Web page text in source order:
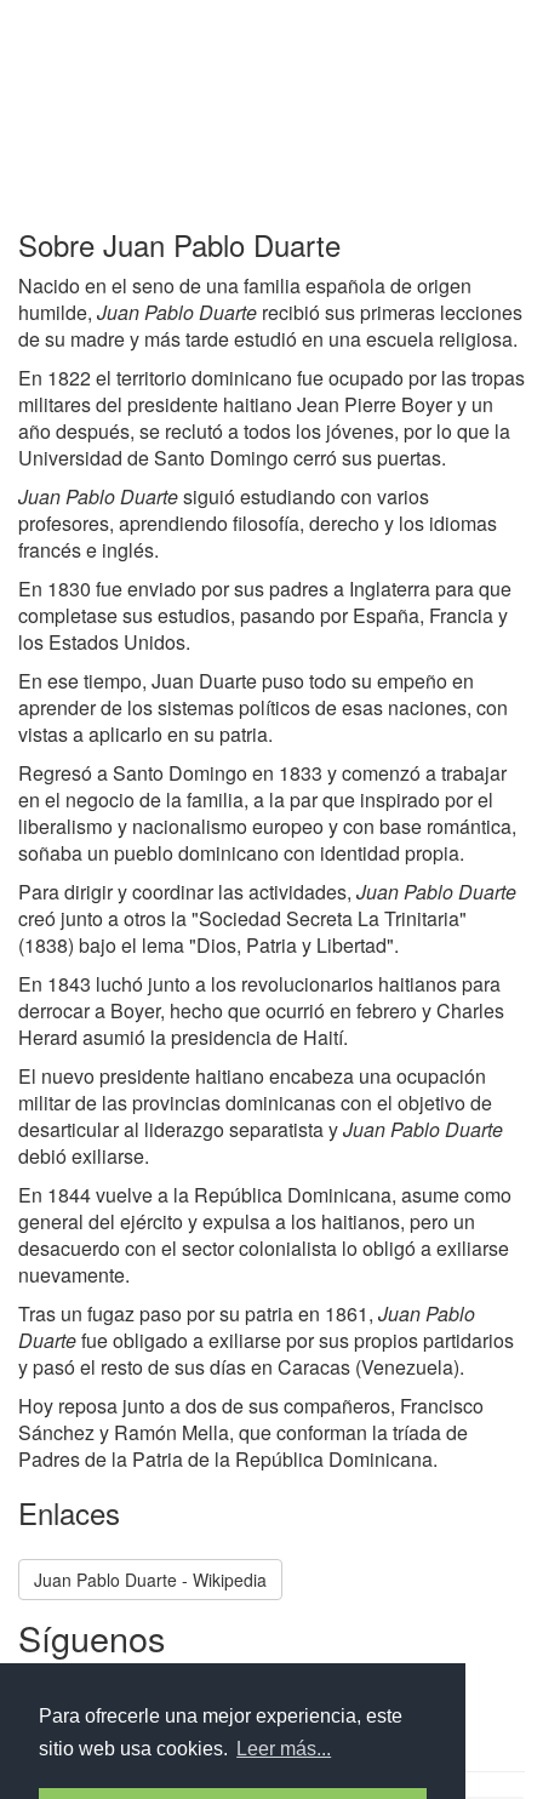
Para ofrecerle una mejor experiencia, este
sitio web usa cookies.
Leer más...
Sobre Juan Pablo Duarte
Nacido en el seno de una familia española de origen
humilde, Juan Pablo Duarte recibió sus primeras lecciones
de su madre y más tarde estudió en una escuela religiosa.
En 1822 el territorio dominicano fue ocupado por las tropas
militares del presidente haitiano Jean Pierre Boyer y un
año después, se reclutó a todos los jóvenes, por lo que la
Universidad de Santo Domingo cerró sus puertas.
Juan Pablo Duartesiguió estudiando con varios
profesores, aprendiendo filosofía, derecho y los idiomas
francés e inglés.
En 1830 fue enviado por sus padres a Inglaterra para que
completase sus estudios, pasando por España, Francia y
los Estados Unidos.
En ese tiempo, Juan Duarte puso todo su empeño en
aprender de los sistemas políticos de esas naciones, con
vistas a aplicarlo en su patria.
Regresó a Santo Domingo en 1833 y comenzó a trabajar
en el negocio de la familia, a la par que inspirado por el
liberalismo y nacionalismo europeo y con base romántica,
soñaba un pueblo dominicano con identidad propia.
Para dirigir y coordinar las actividades, Juan Pablo Duarte
creó junto a otros la "Sociedad Secreta La Trinitaria"
(1838) bajo el lema "Dios, Patria y Libertad".
En 1843 luchó junto a los revolucionarios haitianos para
derrocar a Boyer, hecho que ocurrió en febrero y Charles
Herard asumió la presidencia de Haití.
El nuevo presidente haitiano encabeza una ocupación
militar de las provincias dominicanas con el objetivo de
desarticular al liderazgo separatista yJuan Pablo Duarte
debió exiliarse.
En 1844 vuelve a la República Dominicana, asume como
general del ejército y expulsa a los haitianos, pero un
desacuerdo con el sector colonialista lo obligó a exiliarse
nuevamente.
Tras un fugaz paso por su patria en 1861, Juan Pablo
Duartefue obligado a exiliarse por sus propios partidarios
y pasó el resto de sus días en Caracas (Venezuela).
Hoy reposa junto a dos de sus compañeros, Francisco
Sánchez y Ramón Mella, que conforman la tríada de
Padres de la Patria de la República Dominicana.
Enlaces
Juan Pablo Duarte - Wikipedia
Síguenos